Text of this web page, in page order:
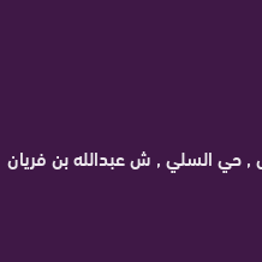
, حي السلي , ش عبدالله بن فريان